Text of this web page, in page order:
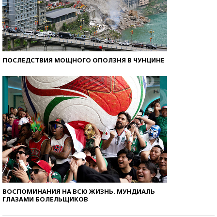
ПОСЛЕДСТВИЯ МОЩНОГО ОПОЛЗНЯ В ЧУНЦИНЕ
ВОСПОМИНАНИЯ НА ВСЮ ЖИЗНЬ. МУНДИАЛЬ
ГЛАЗАМИ БОЛЕЛЬЩИКОВ